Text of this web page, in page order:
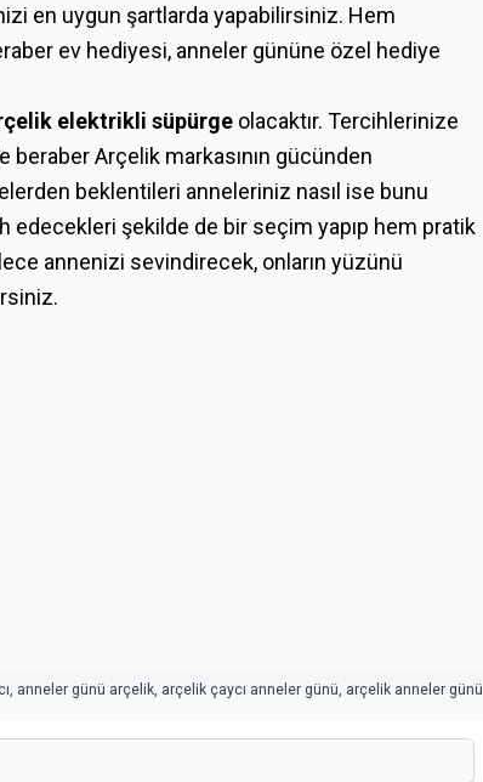
en uygun şartlarda yapabilirsiniz. Hem
ev hediyesi, anneler gününe özel hediye
elektrikli süpürge olacaktır. Tercihlerinize
Arçelik markasının gücünden
beklentileri anneleriniz nasıl ise bunu
edecekleri şekilde de bir seçim yapıp hem pratik
annenizi sevindirecek, onların yüzünü
anneler günü arçelik arçelik çaycı anneler günü arçelik anneler günü